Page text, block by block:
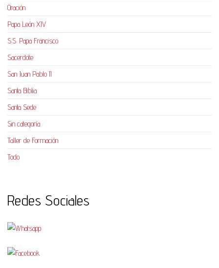
Oración
Papa León XIV
S.S. Papa Francisco
Sacerdote
San Juan Pablo II
Santa Biblia
Santa Sede
Sin categoría
Taller de Formación
Todo
Redes Sociales